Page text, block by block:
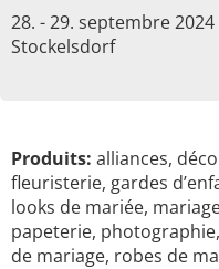
28. - 29. septembre 2024
Stockelsdorf
Produits: alliances,
fleuristerie, gardes
looks de mariée,
papeterie,
de mariage, robes de